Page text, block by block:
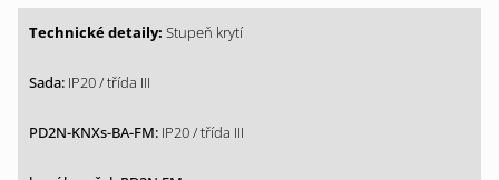
Stupeň krytí
IP20 / třída III
IP20 / třída III